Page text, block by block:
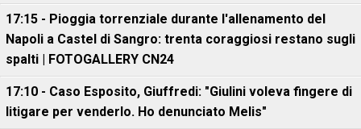
17:15 - Pioggia torrenziale durante l'allenamento del
Napoli a Castel di Sangro: trenta coraggiosi restano sugli
spalti | FOTOGALLERY CN24
17:10 - Caso Esposito, Giuffredi: "Giulini voleva fingere di
litigare per venderlo. Ho denunciato Melis"